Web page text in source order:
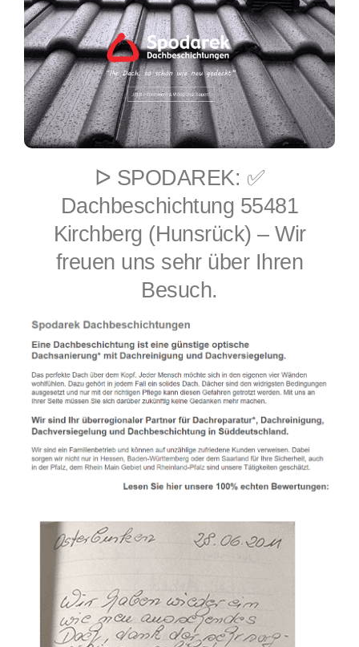
ᐅ SPODAREK: ✅
Dachbeschichtung 55481
Kirchberg (Hunsrück) – Wir
freuen uns sehr über Ihren
Besuch.